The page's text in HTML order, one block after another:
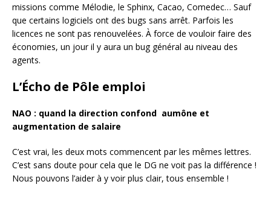
missions comme Mélodie, le Sphinx, Cacao, Comedec… Sauf
que certains logiciels ont des bugs sans arrêt. Parfois les
licences ne sont pas renouvelées. À force de vouloir faire des
économies, un jour il y aura un bug général au niveau des
agents.
L’Écho de Pôle emploi
NAO : quand la direction confond aumône et
augmentation de salaire
C’est vrai, les deux mots commencent par les mêmes lettres.
C’est sans doute pour cela que le DG ne voit pas la différence !
Nous pouvons l’aider à y voir plus clair, tous ensemble !